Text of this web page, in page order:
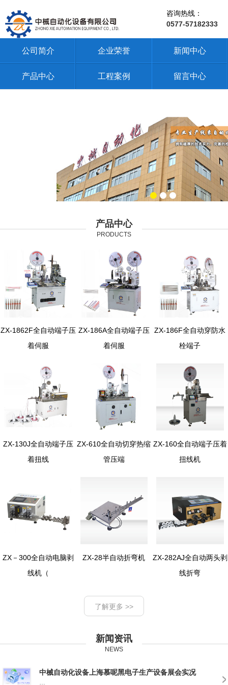
咨询热线：
0577-57182333
公司简介 企业荣誉 新闻中心
产品中心 工程案例 留言中心
产品中心
PRODUCTS
ZX-1862F全自动端子压
着伺服
ZX-186A全自动端子压
着伺服
ZX-186F全自动穿防水
栓端子
ZX-130J全自动端子压
着扭线
ZX-610全自动切穿热缩
管压端
ZX-160全自动端子压着
扭线机
ZX－300全自动电脑剥
线机（
ZX-28半自动折弯机
ZX-282AJ全自动两头剥
线折弯
了解更多 >>
新闻资讯
NEWS
中械自动化设备上海慕呢黑电子生产设备展会实况